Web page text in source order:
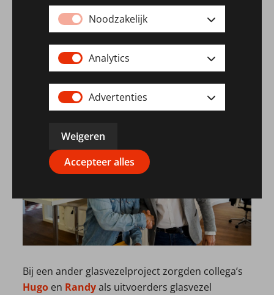
Onnybezig met het opnemen en uitwerken van
sterk uiteenlopende en complexe
engineeringsopdrachten door te schakelen
tussen verschillende softwaresystemen zoals
cocon, autocad en visio.
Bij een ander glasvezelproject zorgden collega’s
Hugo en Randyals uitvoerders glasvezel
Noodzakelijk
Analytics
Advertenties
Weigeren
Accepteer alles